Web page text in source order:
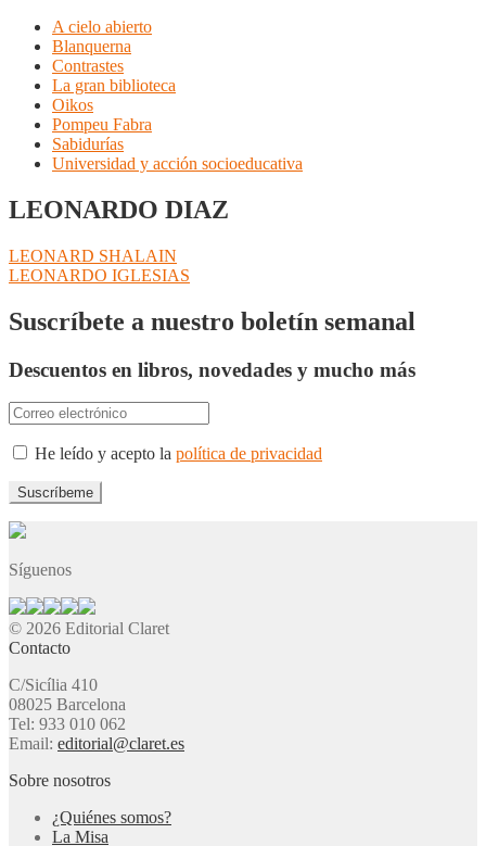
A cielo abierto
Blanquerna
Contrastes
La gran biblioteca
Oikos
Pompeu Fabra
Sabidurías
Universidad y acción socioeducativa
LEONARDO DIAZ
Navegación
de
entradas
Anterior:
LEONARD SHALAIN
Siguiente:
LEONARDO IGLESIAS
Suscríbete a nuestro boletín semanal
Descuentos en libros, novedades y mucho más
He leído y acepto la política de privacidad
Síguenos
© 2026 Editorial Claret
Contacto
C/Sicília 410
08025 Barcelona
Tel: 933 010 062
Email: editorial@claret.es
Sobre nosotros
¿Quiénes somos?
La Misa